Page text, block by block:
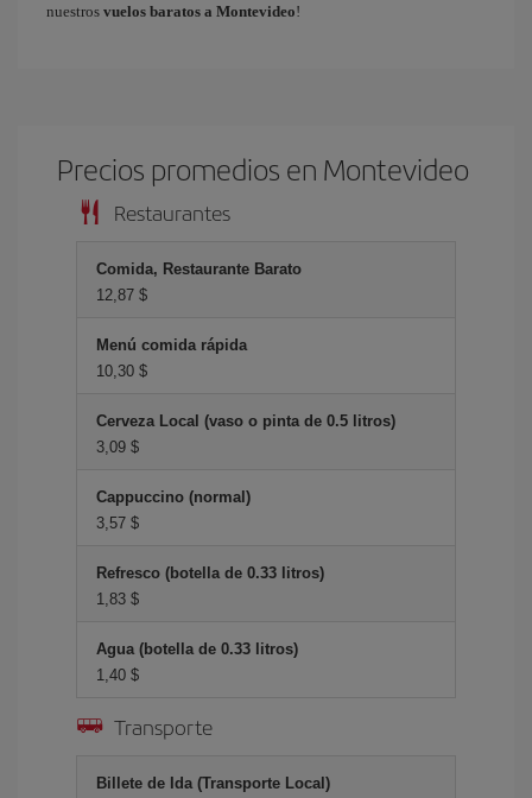
nuestros vuelos baratos a Montevideo!
Precios promedios en Montevideo
Restaurantes
Comida, Restaurante Barato
12,87 $
Menú comida rápida
10,30 $
Cerveza Local (vaso o pinta de 0.5 litros)
3,09 $
Cappuccino (normal)
3,57 $
Refresco (botella de 0.33 litros)
1,83 $
Agua (botella de 0.33 litros)
1,40 $
Transporte
Billete de Ida (Transporte Local)